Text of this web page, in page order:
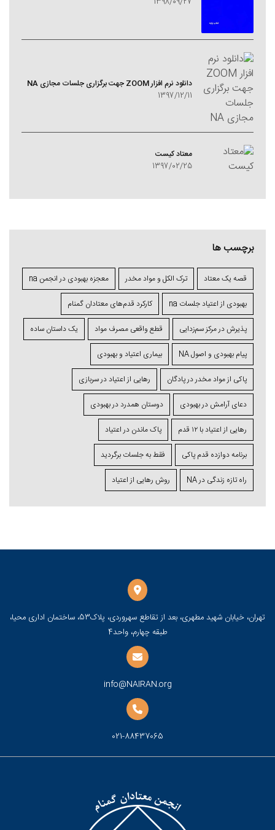
دانلود نرم افزار ZOOM جهت برگزاری جلسات مجازی NA
1397/12/11
معتاد کيست
1397/02/25
برچسب ها
قصه یک معتاد ترک الکل و مواد مخدر معجزه بهبودی در انجمن na
بهبودی از اعتیاد جلسات na کارکرد قدم‌های معتادان گمنام
پذیرش در مرکز سم‌زدایی قطع واقعی مصرف مواد یک داستان ساده
پیام بهبودی و اصول NA بیماری اعتیاد و بهبودی
پاکی از مواد مخدر در پادگان رهایی از اعتیاد در سربازی
دعای آرامش در بهبودی دوستان همدرد در بهبودی
رهایی از اعتیاد با ۱۲ قدم پاک ماندن در اعتیاد
برنامه دوازده قدم پاکی فقط به جلسات برگردید
راه تازه زندگی در NA روش رهایی از اعتیاد
تهران، خیابان شهید مطهری، بعد از تقاطع سهروردی، پلاک53، ساختمان اداری محیا،
طبقه چهارم، واحد4
info@NAIRAN.org
021-88437065